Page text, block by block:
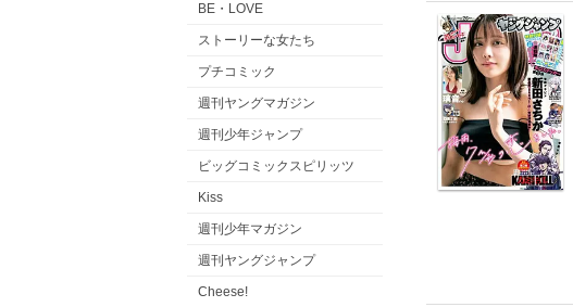
BE・LOVE
ストーリーな女たち
プチコミック
週刊ヤングマガジン
週刊少年ジャンプ
ビッグコミックスピリッツ
Kiss
週刊少年マガジン
週刊ヤングジャンプ
Cheese!